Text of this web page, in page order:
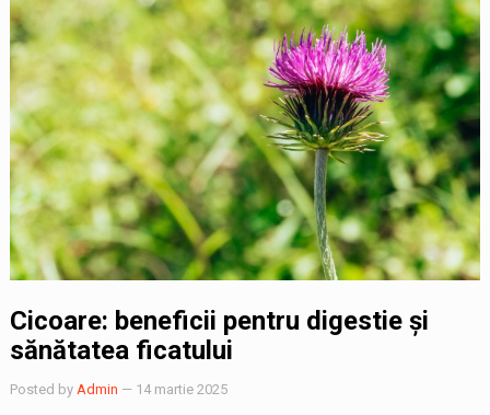
Cicoare: beneficii pentru digestie și
sănătatea ficatului
Posted by Admin — 14 martie 2025